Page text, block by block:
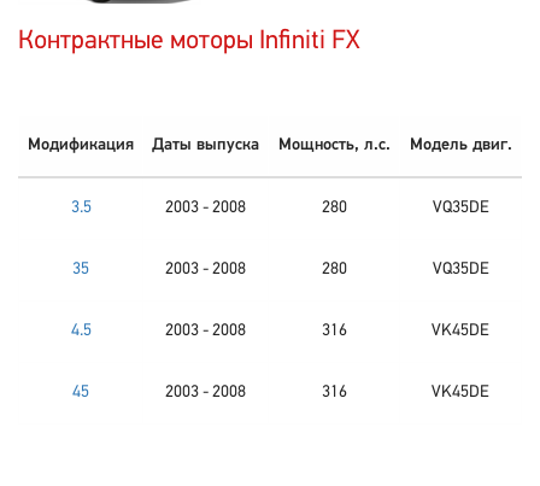
Контрактные моторы Infiniti FX
Модификация Даты выпуска Мощность, л.с. Модель двиг.
3.5 2003 - 2008 280 VQ35DE
35 2003 - 2008 280 VQ35DE
4.5 2003 - 2008 316 VK45DE
45 2003 - 2008 316 VK45DE